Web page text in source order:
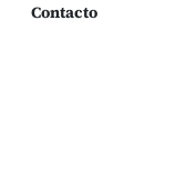
Contacto